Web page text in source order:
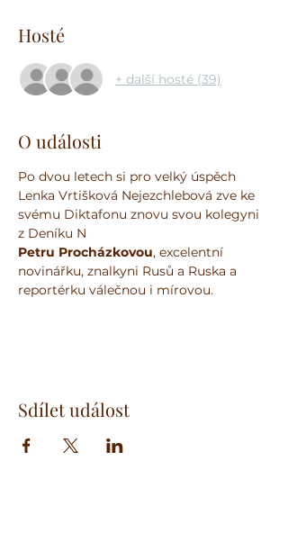
Hosté
+ další hosté (39)
O události
Po dvou letech si pro velký úspěch
Lenka Vrtišková Nejezchlebová zve ke
svému Diktafonu znovu svou kolegyni
z Deníku N
Petru Procházkovou, excelentní
novinářku, znalkyni Rusů a Ruska a
reportérku válečnou i mírovou.
Sdílet událost